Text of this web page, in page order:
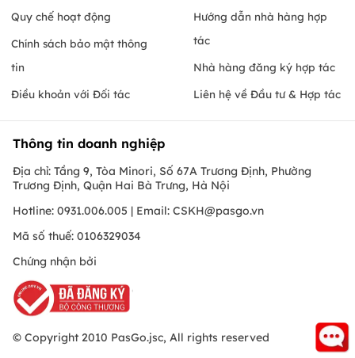
Quy chế hoạt động
Chính sách bảo mật thông
tin
Điều khoản với Đối tác
Hướng dẫn nhà hàng hợp
tác
Nhà hàng đăng ký hợp tác
Liên hệ về Đầu tư & Hợp tác
Thông tin doanh nghiệp
Địa chỉ: Tầng 9, Tòa Minori, Số 67A Trương Định, Phường
Trương Định, Quận Hai Bà Trưng, Hà Nội
Hotline: 0931.006.005 | Email: CSKH@pasgo.vn
Mã số thuế: 0106329034
Chứng nhận bởi
© Copyright 2010 PasGo.jsc, All rights reserved